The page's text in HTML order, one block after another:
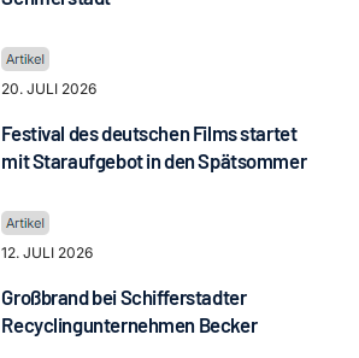
20. JULI 2026
Festival des deutschen Films startet
mit Staraufgebot in den Spätsommer
12. JULI 2026
Großbrand bei Schifferstadter
Recyclingunternehmen Becker